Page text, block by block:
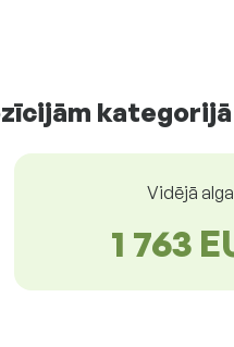
Vidējā alga
1 763